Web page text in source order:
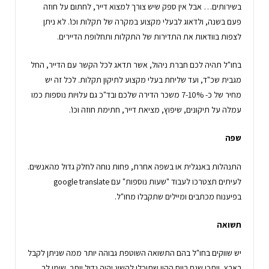
בשירותים… אבל אין ספק שיש צורך למצוא דייר, לחתום על חוזה
פעם בשנה, ולדאוג לבעלי מקצוע במקרה של תקלות וכו'. לא ניתן
לצפות בוודאות את התדירות של התקלות ותחלופת הדיירים.
בחו"ל תהיה לכם חברת ניהול, אשר תדאג לכל הקשר עם הדייר, החל
מגבית שכ"ד, ועד שליחת בעלי מקצוע לתיקון תקלות. לכל זה יש
מחיר של כ- 7-10% משכר הדירה שלכם ובד"כ גם עלויות נוספות כמו
עמלה על תיקונים, שיפוץ, מציאת דייר, חתימת חוזה וכו'.
שפה
התנהלות באנגלית או בשפה אחרת, פחות נוחה לחלק גדול מהאנשים.
לעיתים תצטרכו לעבוד "שעות נוספות" עם google translate
בפיענוח מכתבים ומיילים שתקבלו מחו"ל.
תשואה
יש שווקים בחו"ל בהם התשואה השוטפת גבוהה יותר ממה שניתן לקבל